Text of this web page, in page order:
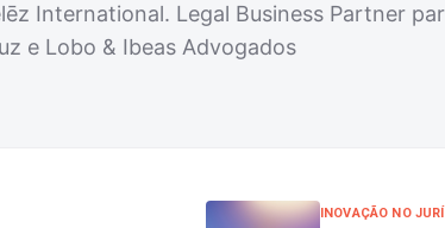
International. Legal Business Partner
e Lobo & Ibeas Advogados
INOVAÇÃO NO